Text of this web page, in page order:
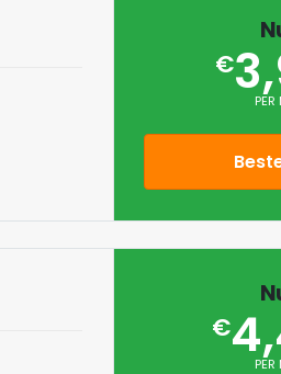
€
PER
€
PER